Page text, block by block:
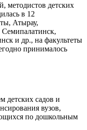
методистов детских
в 12
Атырау,
и др., на факультеты
принималось
детских садов и
вузов,
по дошкольным